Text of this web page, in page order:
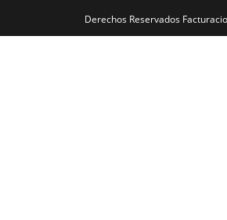
Derechos Reservados